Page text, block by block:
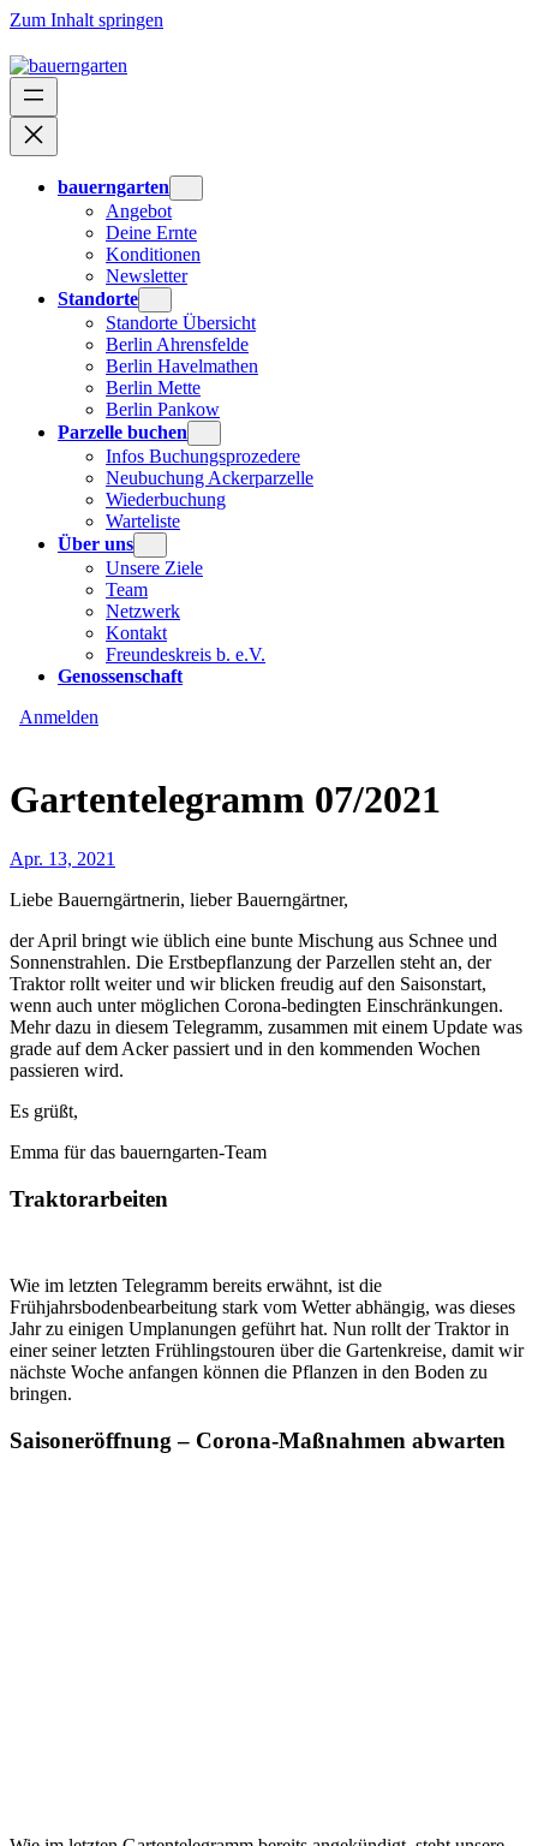
Zum Inhalt springen
bauerngarten
Angebot
Deine Ernte
Konditionen
Newsletter
Standorte
Standorte Übersicht
Berlin Ahrensfelde
Berlin Havelmathen
Berlin Mette
Berlin Pankow
Parzelle buchen
Infos Buchungsprozedere
Neubuchung Ackerparzelle
Wiederbuchung
Warteliste
Über uns
Unsere Ziele
Team
Netzwerk
Kontakt
Freundeskreis b. e.V.
Genossenschaft
Anmelden
Gartentelegramm 07/2021
Apr. 13, 2021
Liebe Bauerngärtnerin, lieber Bauerngärtner,
der April bringt wie üblich eine bunte Mischung aus Schnee und
Sonnenstrahlen. Die Erstbepflanzung der Parzellen steht an, der
Traktor rollt weiter und wir blicken freudig auf den Saisonstart,
wenn auch unter möglichen Corona-bedingten Einschränkungen.
Mehr dazu in diesem Telegramm, zusammen mit einem Update was
grade auf dem Acker passiert und in den kommenden Wochen
passieren wird.
Es grüßt,
Emma für das bauerngarten-Team
Traktorarbeiten
Wie im letzten Telegramm bereits erwähnt, ist die
Frühjahrsbodenbearbeitung stark vom Wetter abhängig, was dieses
Jahr zu einigen Umplanungen geführt hat. Nun rollt der Traktor in
einer seiner letzten Frühlingstouren über die Gartenkreise, damit wir
nächste Woche anfangen können die Pflanzen in den Boden zu
bringen.
Saisoneröffnung – Corona-Maßnahmen abwarten